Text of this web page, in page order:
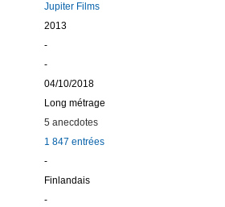
Jupiter Films
2013
-
-
04/10/2018
Long métrage
5 anecdotes
1 847 entrées
-
Finlandais
-